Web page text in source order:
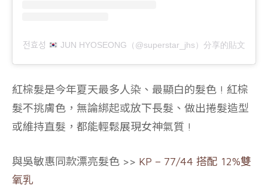
전효성 JUN HYOSEONG（@superstar_jhs）分享的貼文
紅棕髮是今年夏天最多人染、最顯白的髮色 ! 紅棕
髮不挑膚色，無論綁起或放下長髮、做出捲髮造型
或維持直髮，都能輕鬆展現女神氣質 !
與吳敏惠同款漂亮髮色 >> KP – 77/44 搭配 12%雙
氧乳